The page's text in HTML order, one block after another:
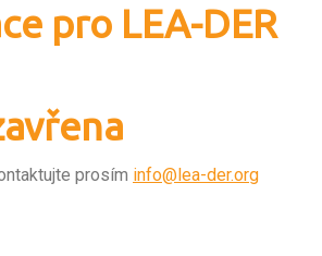
pro LEA-DER
prosím info@lea-der.org